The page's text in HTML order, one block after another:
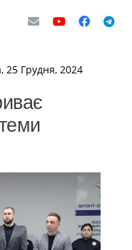
25 Грудня, 2024